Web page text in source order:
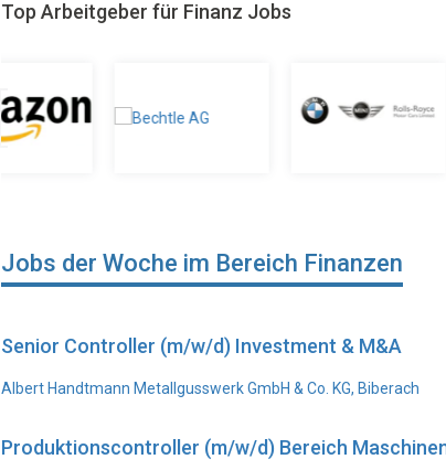
Top Arbeitgeber für Finanz Jobs
Jobs der Woche im Bereich Finanzen
Senior Controller (m/w/d) Investment & M&A
Albert Handtmann Metallgusswerk GmbH & Co. KG, Biberach
Produktionscontroller (m/w/d) Bereich